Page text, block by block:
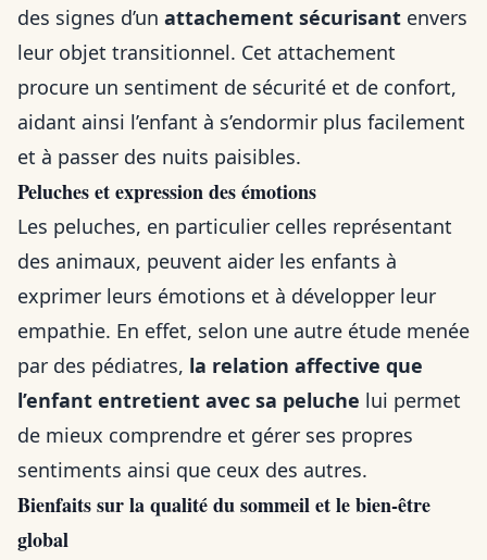
des signes d’un attachement sécurisant envers
leur objet transitionnel. Cet attachement
procure un sentiment de sécurité et de confort,
aidant ainsi l’enfant à s’endormir plus facilement
et à passer des nuits paisibles.
Peluches et expression des émotions
Les peluches, en particulier celles représentant
des animaux, peuvent aider les enfants à
exprimer leurs émotions et à développer leur
empathie. En effet, selon une autre étude menée
par des pédiatres, la relation affective que
l’enfant entretient avec sa peluche lui permet
de mieux comprendre et gérer ses propres
sentiments ainsi que ceux des autres.
Bienfaits sur la qualité du sommeil et le bien-être
global